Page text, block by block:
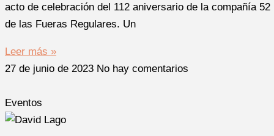
acto de celebración del 112 aniversario de la compañía 52
de las Fueras Regulares. Un
Leer más »
27 de junio de 2023 No hay comentarios
Eventos